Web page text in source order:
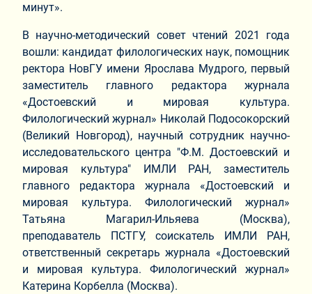
минут».
В научно-методический совет чтений 2021 года
вошли: кандидат филологических наук, помощник
ректора НовГУ имени Ярослава Мудрого, первый
заместитель главного редактора журнала
«Достоевский и мировая культура.
Филологический журнал» Николай Подосокорский
(Великий Новгород), научный сотрудник научно-
исследовательского центра "Ф.М. Достоевский и
мировая культура" ИМЛИ РАН, заместитель
главного редактора журнала «Достоевский и
мировая культура. Филологический журнал»
Татьяна Магарил-Ильяева (Москва),
преподаватель ПСТГУ, соискатель ИМЛИ РАН,
ответственный секретарь журнала «Достоевский
и мировая культура. Филологический журнал»
Катерина Корбелла (Москва).